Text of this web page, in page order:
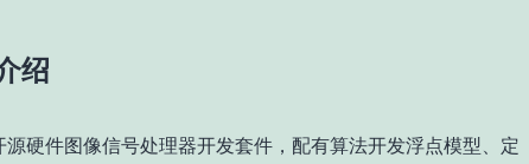
绍
硬件图像信号处理器开发套件，配有算法开发浮点模型、定